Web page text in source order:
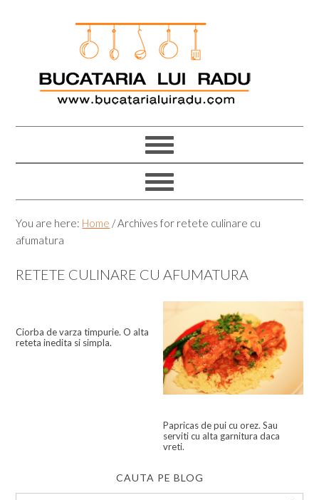
You are here: Home /Archives for retete culinare cu
afumatura
RETETE CULINARE CU AFUMATURA
Ciorba de varza timpurie. O alta
reteta inedita si simpla.
Papricas de pui cu orez. Sau
serviti cu alta garnitura daca
vreti.
CAUTA PE BLOG